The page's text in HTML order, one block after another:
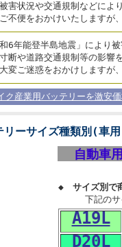
害状況や交通規制などによ
不便をおかけいたしますが
6年能登半島地震」により
断や道路交通規制等の影響
変ご迷惑をおかけしますが
ク産業用バッテリーを激安
リーサイズ種類別(車
自動車
◆ サイズ別で
下記の
A19L
D20L